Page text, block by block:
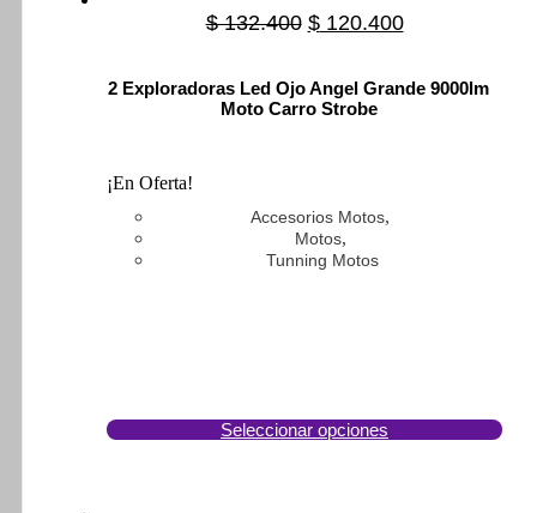
$132.400 Original
$ 132.400.
$120.400Current
$ 120.400.
2 Exploradoras Led Ojo Angel Grande 9000lm
Moto Carro Strobe
¡En Oferta!
Accesorios Motos,
Motos,
Tunning Motos
Seleccionar opciones